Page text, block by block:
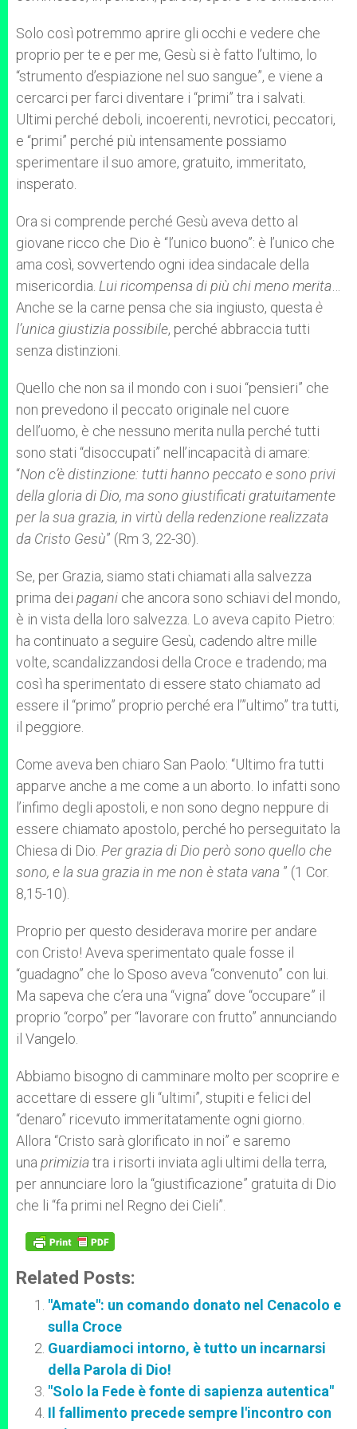
Solo così potremmo aprire gli occhi e vedere che
proprio per te e per me, Gesù si è fatto l’ultimo, lo
“strumento d’espiazione nel suo sangue”, e viene a
cercarci per farci diventare i “primi” tra i salvati.
Ultimi perché deboli, incoerenti, nevrotici, peccatori,
e “primi” perché più intensamente possiamo
sperimentare il suo amore, gratuito, immeritato,
insperato.
Ora si comprende perché Gesù aveva detto al
giovane ricco che Dio è “l’unico buono”: è l’unico che
ama così, sovvertendo ogni idea sindacale della
misericordia. Lui ricompensa di più chi meno merita
Anche se la carne pensa che sia ingiusto, questa è
l’unica giustizia possibile, perché abbraccia tutti
senza distinzioni.
Quello che non sa il mondo con i suoi “pensieri” che
non prevedono il peccato originale nel cuore
dell’uomo, è che nessuno merita nulla perché tutti
sono stati “disoccupati” nell’incapacità di amare:
“Non c’è distinzione: tutti hanno peccato e sono privi
della gloria di Dio, ma sono giustificati gratuitamente
per la sua grazia, in virtù della redenzione realizzata
da Cristo Gesù” (Rm 3, 22-30).
Se, per Grazia, siamo stati chiamati alla salvezza
prima dei pagani che ancora sono schiavi del mondo,
è in vista della loro salvezza. Lo aveva capito Pietro:
ha continuato a seguire Gesù, cadendo altre mille
volte, scandalizzandosi della Croce e tradendo; ma
così ha sperimentato di essere stato chiamato ad
essere il “primo” proprio perché era l’”ultimo” tra tutti,
il peggiore.
Come aveva ben chiaro San Paolo: “Ultimo fra tutti
apparve anche a me come a un aborto. Io infatti sono
l’infimo degli apostoli, e non sono degno neppure di
essere chiamato apostolo, perché ho perseguitato la
Chiesa di Dio. Per grazia di Dio però sono quello che
sono, e la sua grazia in me non è stata vana ” (1 Cor.
8,15-10).
Proprio per questo desiderava morire per andare
con Cristo! Aveva sperimentato quale fosse il
“guadagno” che lo Sposo aveva “convenuto” con lui.
Ma sapeva che c’era una “vigna” dove “occupare” il
proprio “corpo” per “lavorare con frutto” annunciando
il Vangelo.
Abbiamo bisogno di camminare molto per scoprire e
accettare di essere gli “ultimi”, stupiti e felici del
“denaro” ricevuto immeritatamente ogni giorno.
Allora “Cristo sarà glorificato in noi” e saremo
una primiziatra i risorti inviata agli ultimi della terra,
per annunciare loro la “giustificazione” gratuita di Dio
che li “fa primi nel Regno dei Cieli”.
Related Posts:
"Amate": un comando donato nel Cenacolo e
sulla Croce
Guardiamoci intorno, è tutto un incarnarsi
della Parola di Dio!
"Solo la Fede è fonte di sapienza autentica"
Il fallimento precede sempre l'incontro con